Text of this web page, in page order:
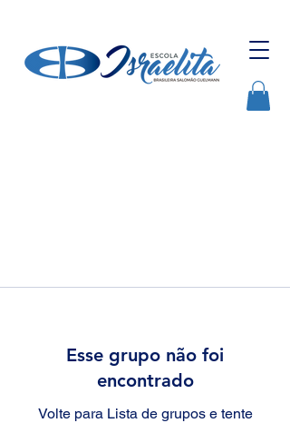
Esse grupo não foi
encontrado
Volte para Lista de grupos e tente